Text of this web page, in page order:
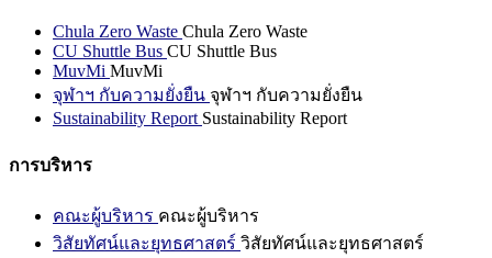
Chula Zero Waste Chula Zero Waste
CU Shuttle Bus CU Shuttle Bus
MuvMi MuvMi
จุฬาฯ กับความยั่งยืน จุฬาฯ กับความยั่งยืน
Sustainability Report Sustainability Report
การบริหาร
คณะผู้บริหาร คณะผู้บริหาร
วิสัยทัศน์และยุทธศาสตร์ วิสัยทัศน์และยุทธศาสตร์